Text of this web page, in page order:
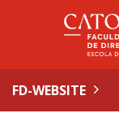
FD-WEBSITE